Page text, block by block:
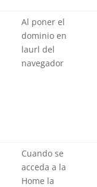
Al poner el
dominio en
laurl del
navegador
Cuando se
acceda a la
Home la